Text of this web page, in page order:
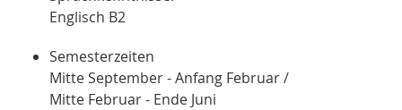
Englisch B2
Semesterzeiten
Mitte September - Anfang Februar /
Mitte Februar - Ende Juni